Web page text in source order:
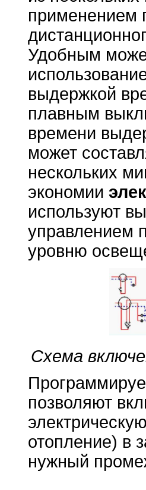
применением
Удобным
выдержкой
плавным
времени
может
нескольких
экономии
используют
управлением
уровню
Схема
позволяют
отопление) в
нужный